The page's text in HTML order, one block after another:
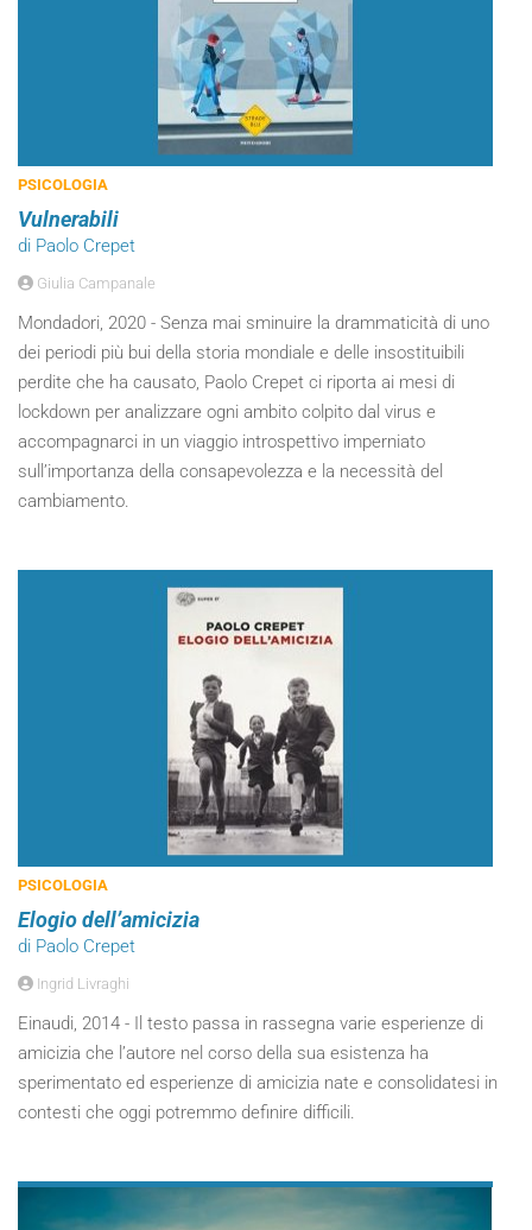
PSICOLOGIA
Vulnerabili
di Paolo Crepet
Giulia Campanale
Mondadori, 2020 - Senza mai sminuire la drammaticità di uno
dei periodi più bui della storia mondiale e delle insostituibili
perdite che ha causato, Paolo Crepet ci riporta ai mesi di
lockdown per analizzare ogni ambito colpito dal virus e
accompagnarci in un viaggio introspettivo imperniato
sull’importanza della consapevolezza e la necessità del
cambiamento.
PSICOLOGIA
Elogio dell’amicizia
di Paolo Crepet
Ingrid Livraghi
Einaudi, 2014 - Il testo passa in rassegna varie esperienze di
amicizia che l’autore nel corso della sua esistenza ha
sperimentato ed esperienze di amicizia nate e consolidatesi in
contesti che oggi potremmo definire difficili.